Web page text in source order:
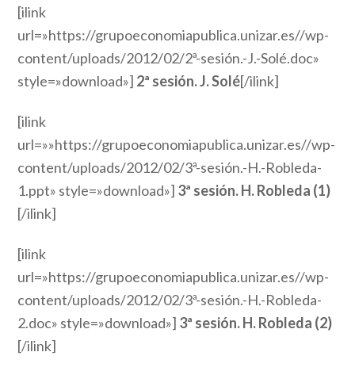
[ilink
url=»https://grupoeconomiapublica.unizar.es//wp-
content/uploads/2012/02/2ª-sesión.-J.-Solé.doc»
style=»download»] 2ª sesión. J. Solé[/ilink]
[ilink
url=»»https://grupoeconomiapublica.unizar.es//wp-
content/uploads/2012/02/3ª-sesión.-H.-Robleda-
1.ppt» style=»download»] 3ª sesión. H. Robleda (1)
[/ilink]
[ilink
url=»https://grupoeconomiapublica.unizar.es//wp-
content/uploads/2012/02/3ª-sesión.-H.-Robleda-
2.doc» style=»download»] 3ª sesión. H. Robleda (2)
[/ilink]